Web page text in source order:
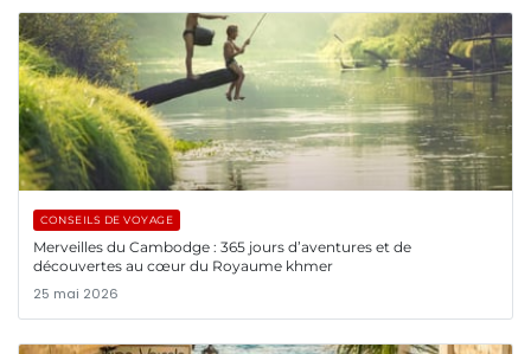
CONSEILS DE VOYAGE
Merveilles du Cambodge : 365 jours d’aventures et de
découvertes au cœur du Royaume khmer
25 mai 2026